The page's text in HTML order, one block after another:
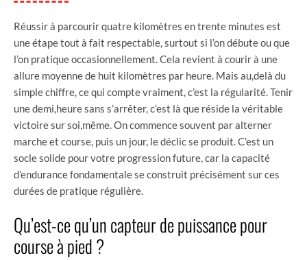
Réussir à parcourir quatre kilomètres en trente minutes est
une étape tout à fait respectable, surtout si l’on débute ou que
l’on pratique occasionnellement. Cela revient à courir à une
allure moyenne de huit kilomètres par heure. Mais au,delà du
simple chiffre, ce qui compte vraiment, c’est la régularité. Tenir
une demi,heure sans s’arrêter, c’est là que réside la véritable
victoire sur soi,même. On commence souvent par alterner
marche et course, puis un jour, le déclic se produit. C’est un
socle solide pour votre progression future, car la capacité
d’endurance fondamentale se construit précisément sur ces
durées de pratique régulière.
Qu’est-ce qu’un capteur de puissance pour
course à pied ?